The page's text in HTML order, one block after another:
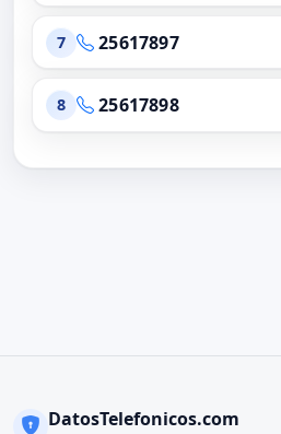
7 25617897
8 25617898
DatosTelefonicos.com